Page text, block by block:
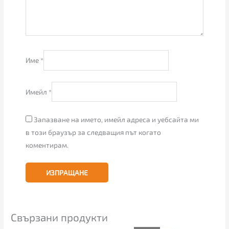
Име *
Имейл *
Запазване на името, имейл адреса и уебсайта ми
в този браузър за следващия път когато
коментирам.
Свързани продукти